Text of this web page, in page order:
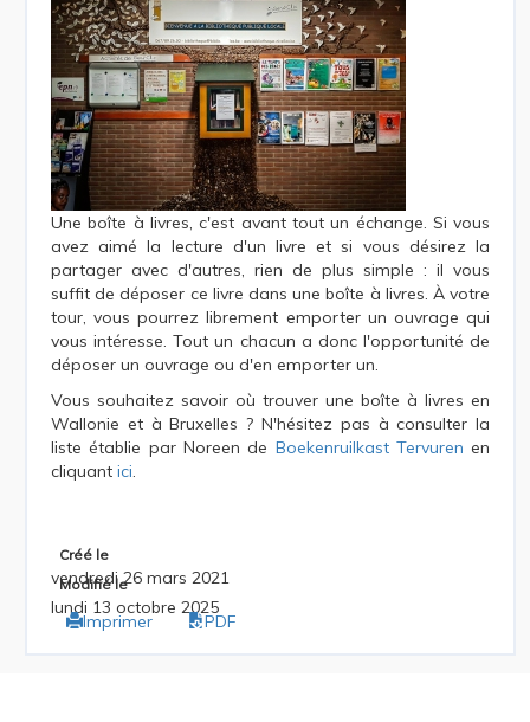
Une boîte à livres, c'est avant tout un échange. Si vous
avez aimé la lecture d'un livre et si vous désirez la
partager avec d'autres, rien de plus simple : il vous
suffit de déposer ce livre dans une boîte à livres. À votre
tour, vous pourrez librement emporter un ouvrage qui
vous intéresse. Tout un chacun a donc l'opportunité de
déposer un ouvrage ou d'en emporter un.
Vous souhaitez savoir où trouver une boîte à livres en
Wallonie et à Bruxelles ? N'hésitez pas à consulter la
liste établie par Noreen de Boekenruilkast Tervuren en
cliquant ici.
Créé le
vendredi 26 mars 2021
Modifié le
lundi 13 octobre 2025
Imprimer PDF